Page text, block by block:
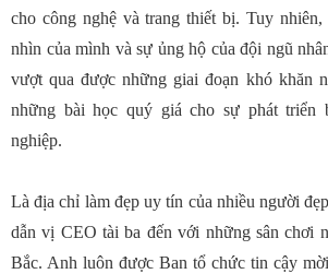
cho công nghệ và trang thiết bị. Tuy
nhìn của mình và sự ủng hộ của đội ngũ
vượt qua được những giai đoạn khó khăn
những bài học quý giá cho sự phát triển
nghiệp.
Là địa chỉ làm đẹp uy tín của nhiều người
dẫn vị CEO tài ba đến với những sân chơi
Bắc. Anh luôn được Ban tổ chức tin cậy